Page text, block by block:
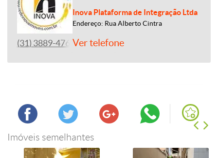
Inova Plataforma de Integração Ltda
Endereço: Rua Alberto Cintra
(31) 3889-4765Ver telefone
Imóveis semelhantes